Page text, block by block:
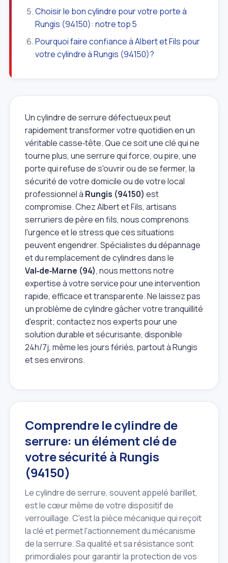
Choisir le bon cylindre pour votre porte à
Rungis (94150): notre top 5
Pourquoi faire confiance à Albert et Fils pour
votre cylindre à Rungis (94150)?
Un cylindre de serrure défectueux peut
rapidement transformer votre quotidien en un
véritable casse‑tête. Que ce soit une clé qui ne
tourne plus, une serrure qui force, ou pire, une
porte qui refuse de s'ouvrir ou de se fermer, la
sécurité de votre domicile ou de votre local
professionnel à Rungis (94150) est
compromise. Chez Albert et Fils, artisans
serruriers de père en fils, nous comprenons
l'urgence et le stress que ces situations
peuvent engendrer. Spécialistes du dépannage
et du remplacement de cylindres dans le
Val‑de‑Marne (94), nous mettons notre
expertise à votre service pour une intervention
rapide, efficace et transparente. Ne laissez pas
un problème de cylindre gâcher votre tranquillité
d'esprit; contactez nos experts pour une
solution durable et sécurisante, disponible
24h/7j, même les jours fériés, partout à Rungis
et ses environs.
Comprendre le cylindre de
serrure: un élément clé de
votre sécurité à Rungis
(94150)
Le cylindre de serrure, souvent appelé barillet,
est le cœur même de votre dispositif de
verrouillage. C'est la pièce mécanique qui reçoit
la clé et permet l'actionnement du mécanisme
de la serrure. Sa qualité et sa résistance sont
primordiales pour garantir la protection de vos